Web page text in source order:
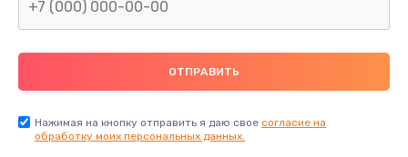
Ремонт цепей питания
2500 руб.
Заказать
Замена видеокарты
Нажимая на кнопку отправить я даю свое согласие на
обработку моих персональных данных.